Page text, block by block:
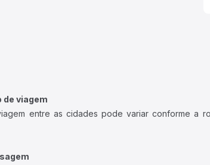
de viagem
entre as cidades pode variar conforme a